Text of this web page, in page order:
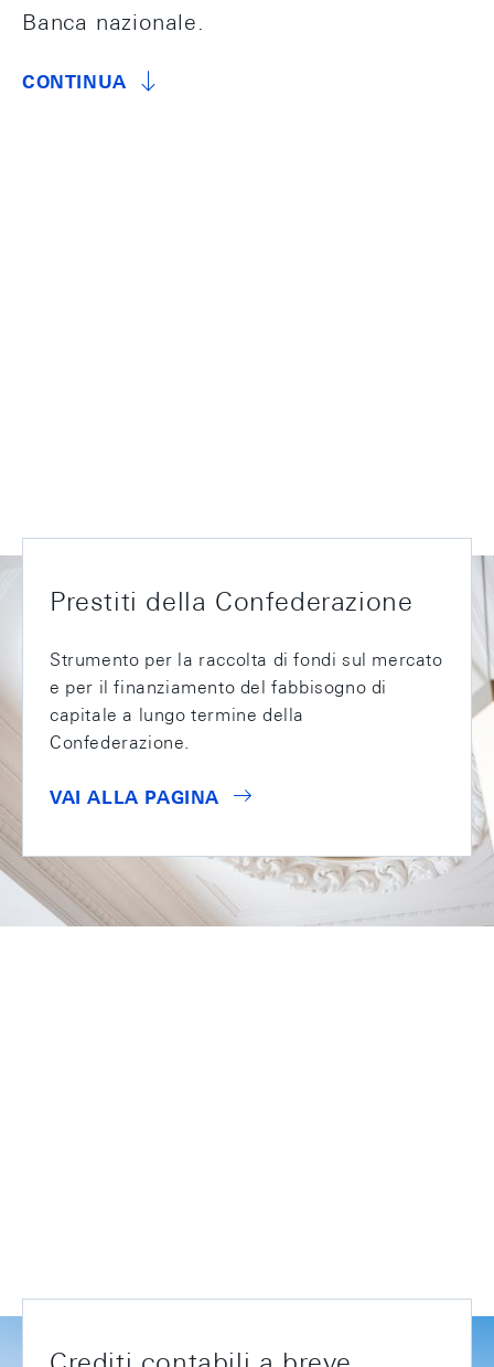
Banca nazionale.
CONTINUA
Prestiti della Confederazione
Strumento per la raccolta di fondi sul mercato
e per il finanziamento del fabbisogno di
capitale a lungo termine della
Confederazione.
VAI ALLA PAGINA